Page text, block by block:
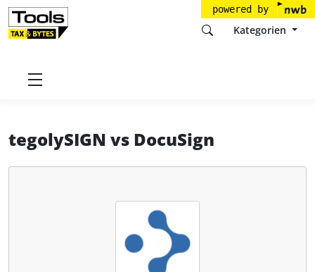
powered by
Kategorien
Startseite
tegolySIGN vs DocuSign